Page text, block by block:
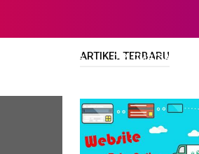
SMA/SMK/SLTA DIPLOMA/SARJANA
ARTIKEL TERBARU